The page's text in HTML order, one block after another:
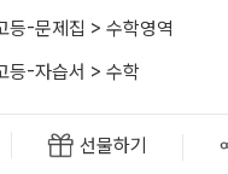
등-문제집 > 수학영역
등-자습서 > 수학
선물하기